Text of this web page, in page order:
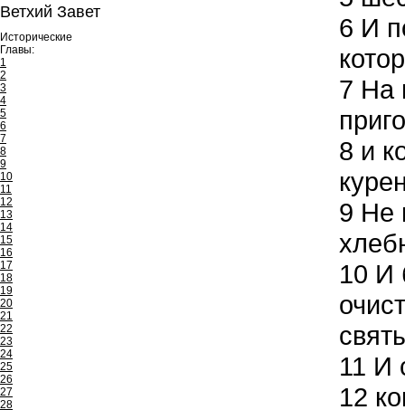
Ветхий Завет
Исторические
Главы:
1
2
3
4
5
6
7
8
9
10
11
12
13
14
15
16
17
18
19
20
21
22
23
24
25
26
27
28
6 И
7 На
8 и
9 Не
10 И
11 И
12